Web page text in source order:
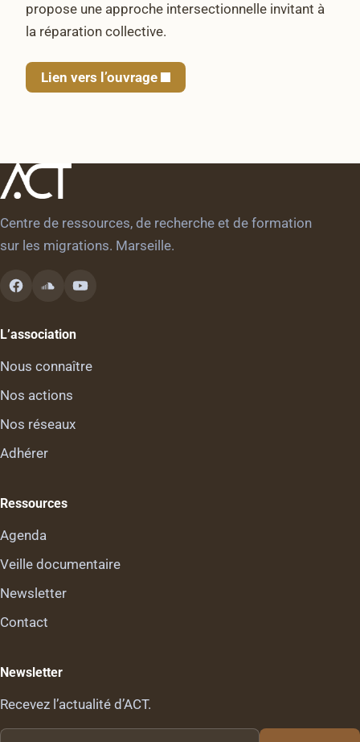
propose une approche intersectionnelle invitant à
la réparation collective.
Lien vers l’ouvrage
Centre de ressources, de recherche et de formation
sur les migrations. Marseille.
L’association
Nous connaître
Nos actions
Nos réseaux
Adhérer
Ressources
Agenda
Veille documentaire
Newsletter
Contact
Newsletter
Recevez l’actualité d’ACT.